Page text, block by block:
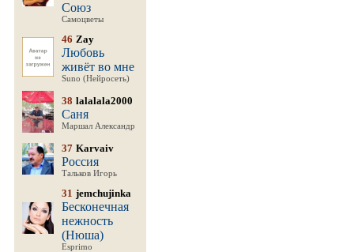
Союз
Самоцветы
46 Zay
Любовь
живёт во мне
Suno (Нейросеть)
38 lalalala2000
Саня
Маршал Александр
37 Karvaiv
Россия
Тальков Игорь
31 jemchujinka
Бесконечная
нежность
(Нюша)
Esprimo